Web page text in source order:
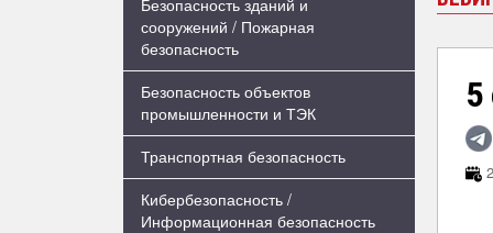
Безопасность зданий и
сооружений / Пожарная
безопасность
Безопасность объектов
промышленности и ТЭК
Транспортная безопасность
Кибербезопасность /
Информационная безопасность
5